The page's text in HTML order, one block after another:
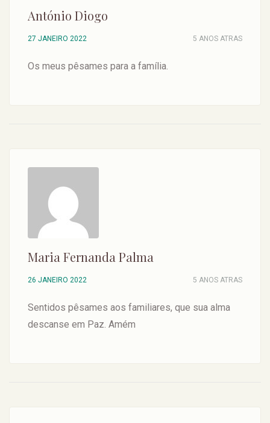
António Diogo
27 JANEIRO 2022 5 ANOS ATRAS
Os meus pêsames para a família.
Maria Fernanda Palma
26 JANEIRO 2022 5 ANOS ATRAS
Sentidos pêsames aos familiares, que sua alma
descanse em Paz. Amém